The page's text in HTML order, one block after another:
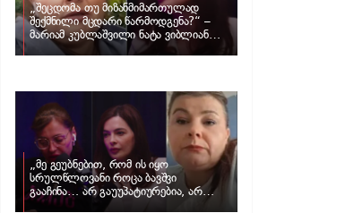
„შეცდომა თუ მიზანმიმართულად
შექმნილი მცდარი წარმოდგენა?“ –
მარიამ კუბლაშვილი ნატა ვიბლიანის
საქმეზე ვიდეომიმართვას ავრცელებს
„მე გეუბნებით, რომ ის იყო
სრულწლოვანი როცა ბავშვი
გააჩინა… არ გაუუპატიურებია, არ
უძალადია და მსგავსი რამ არ